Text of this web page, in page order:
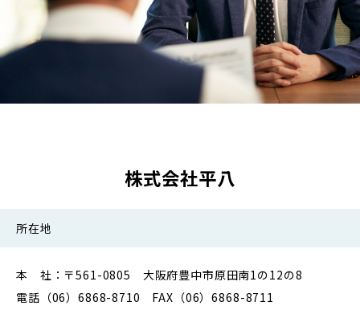
株式会社平八
所在地
本 社：〒561-0805 大阪府豊中市原田南1の12の8
電話（06）6868-8710 FAX（06）6868-8711